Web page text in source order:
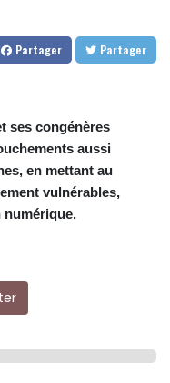
Partager Partager
ses congénères
aussi
en mettant au
vulnérables,
numérique.